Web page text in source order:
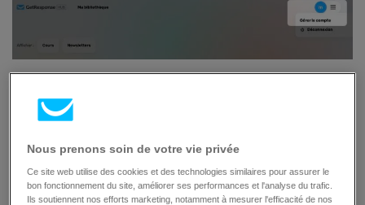
Dans le menu latéral, cliquez sur
bouton d’action (3 points) à côté du produit que vous avez
Nous prenons soin de votre vie privée
Ce site web utilise des cookies et des technologies similaires pour assurer le
bon fonctionnement du site, améliorer ses performances et l'analyse du trafic.
Ils soutiennent nos efforts marketing, notamment à mesurer l'efficacité de nos